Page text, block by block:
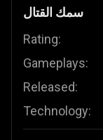
سمك القتال
Rating:
Gameplays:
Released:
Technology: